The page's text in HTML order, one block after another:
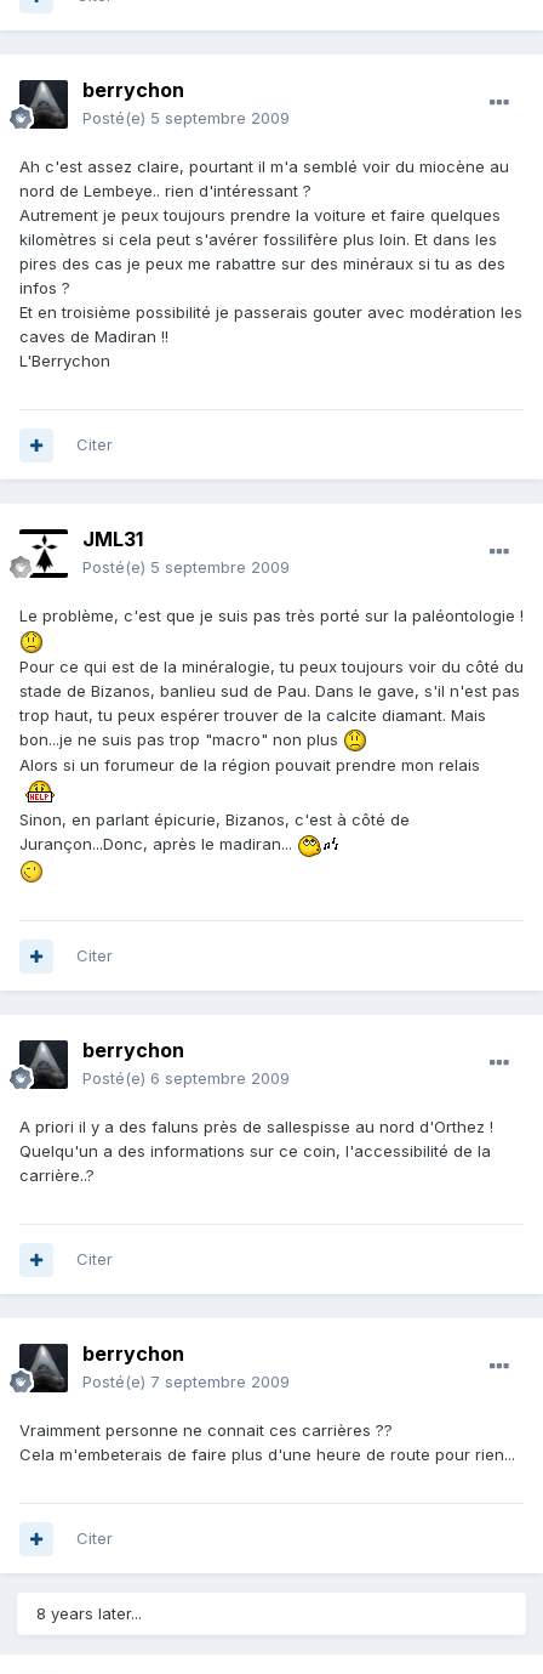
berrychon
Posté(e) 5 septembre 2009
Ah c'est assez claire, pourtant il m'a semblé voir du miocène au
nord de Lembeye.. rien d'intéressant ?
Autrement je peux toujours prendre la voiture et faire quelques
kilomètres si cela peut s'avérer fossilifère plus loin. Et dans les
pires des cas je peux me rabattre sur des minéraux si tu as des
infos ?
Et en troisième possibilité je passerais gouter avec modération les
caves de Madiran !!
L'Berrychon
Citer
JML31
Posté(e) 5 septembre 2009
Le problème, c'est que je suis pas très porté sur la paléontologie !
Pour ce qui est de la minéralogie, tu peux toujours voir du côté du
stade de Bizanos, banlieu sud de Pau. Dans le gave, s'il n'est pas
trop haut, tu peux espérer trouver de la calcite diamant. Mais
bon...je ne suis pas trop "macro" non plus
Alors si un forumeur de la région pouvait prendre mon relais
Sinon, en parlant épicurie, Bizanos, c'est à côté de
Jurançon...Donc, après le madiran...
Citer
berrychon
Posté(e) 6 septembre 2009
A priori il y a des faluns près de sallespisse au nord d'Orthez !
Quelqu'un a des informations sur ce coin, l'accessibilité de la
carrière..?
Citer
berrychon
Posté(e) 7 septembre 2009
Vraimment personne ne connait ces carrières ??
Cela m'embeterais de faire plus d'une heure de route pour rien...
Citer
8 years later...